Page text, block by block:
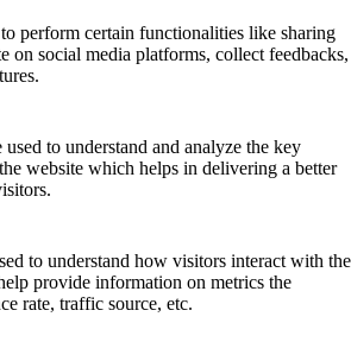
perform certain functionalities like sharing
on social media platforms, collect feedbacks,
to understand and analyze the key
website which helps in delivering a better
to understand how visitors interact with the
provide information on metrics the
rate, traffic source, etc.